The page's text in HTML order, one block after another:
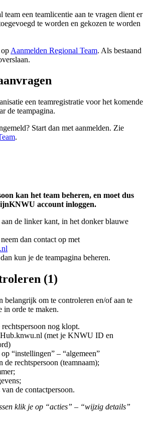
een teamlicentie aan te vragen dient er
te worden en gekozen te worden
Aanmelden Regional Team‍. Als bestaand
een teamregistratie voor het komende
de teampagina.
Start dan met aanmelden. Zie
‍.
kan het team beheren, en moet dus
account inloggen.
de linker kant, in het donker blauwe
dan contact op met
kun je de teampagina beheren.
(1)
belangrijk om te controleren en/of aan te
in orde te maken.
nog klopt.
(met je KNWU ID en
“instellingen” – “algemeen”
de rechtspersoon (teamnaam);
de contactpersoon.
klik je op “acties” – “wijzig details”